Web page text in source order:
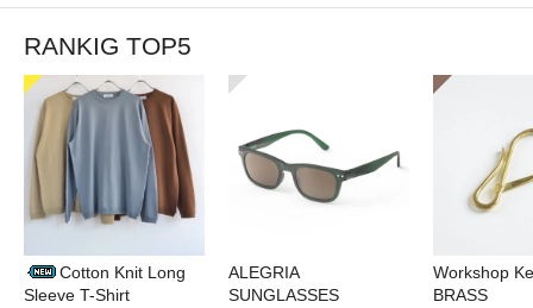
RANKIG TOP5
Cotton Knit Long
Sleeve T-Shirt
ALEGRIA
SUNGLASSES
Workshop
BRASS